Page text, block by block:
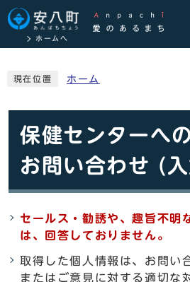
ホームへ
現在位置 ホーム
保健センターへ
お問い合わせ (
セールス・勧誘や、趣旨不明
は、回答しておりません。
取得した個人情報は、お問い
またはご意見に対する適切な